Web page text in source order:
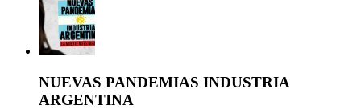
NUEVAS PANDEMIAS INDUSTRIA
ARGENTINA